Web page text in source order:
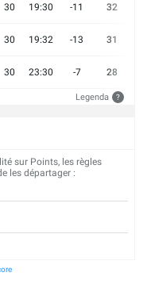
30 19:30 -11 32
30 19:32 -13 31
30 23:30 -7 28
Legenda ?
sur Points, les règles
les départager :